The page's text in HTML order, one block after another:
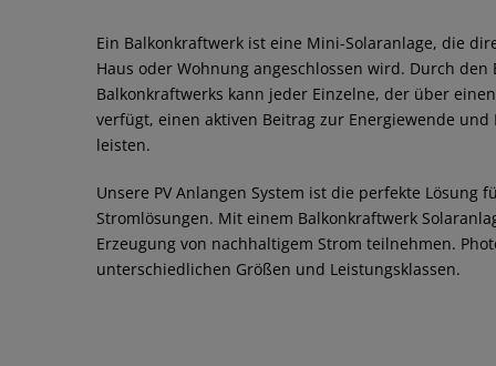
Ein Balkonkraftwerk ist eine Mini-Solaranlage, die
Haus oder Wohnung angeschlossen wird. Durch den
Balkonkraftwerks kann jeder Einzelne, der über
verfügt, einen aktiven Beitrag zur Energiewende
leisten.
Unsere PV Anlangen System ist die perfekte Lösung
Stromlösungen. Mit einem Balkonkraftwerk
Erzeugung von nachhaltigem Strom teilnehmen.
unterschiedlichen Größen und Leistungsklassen.